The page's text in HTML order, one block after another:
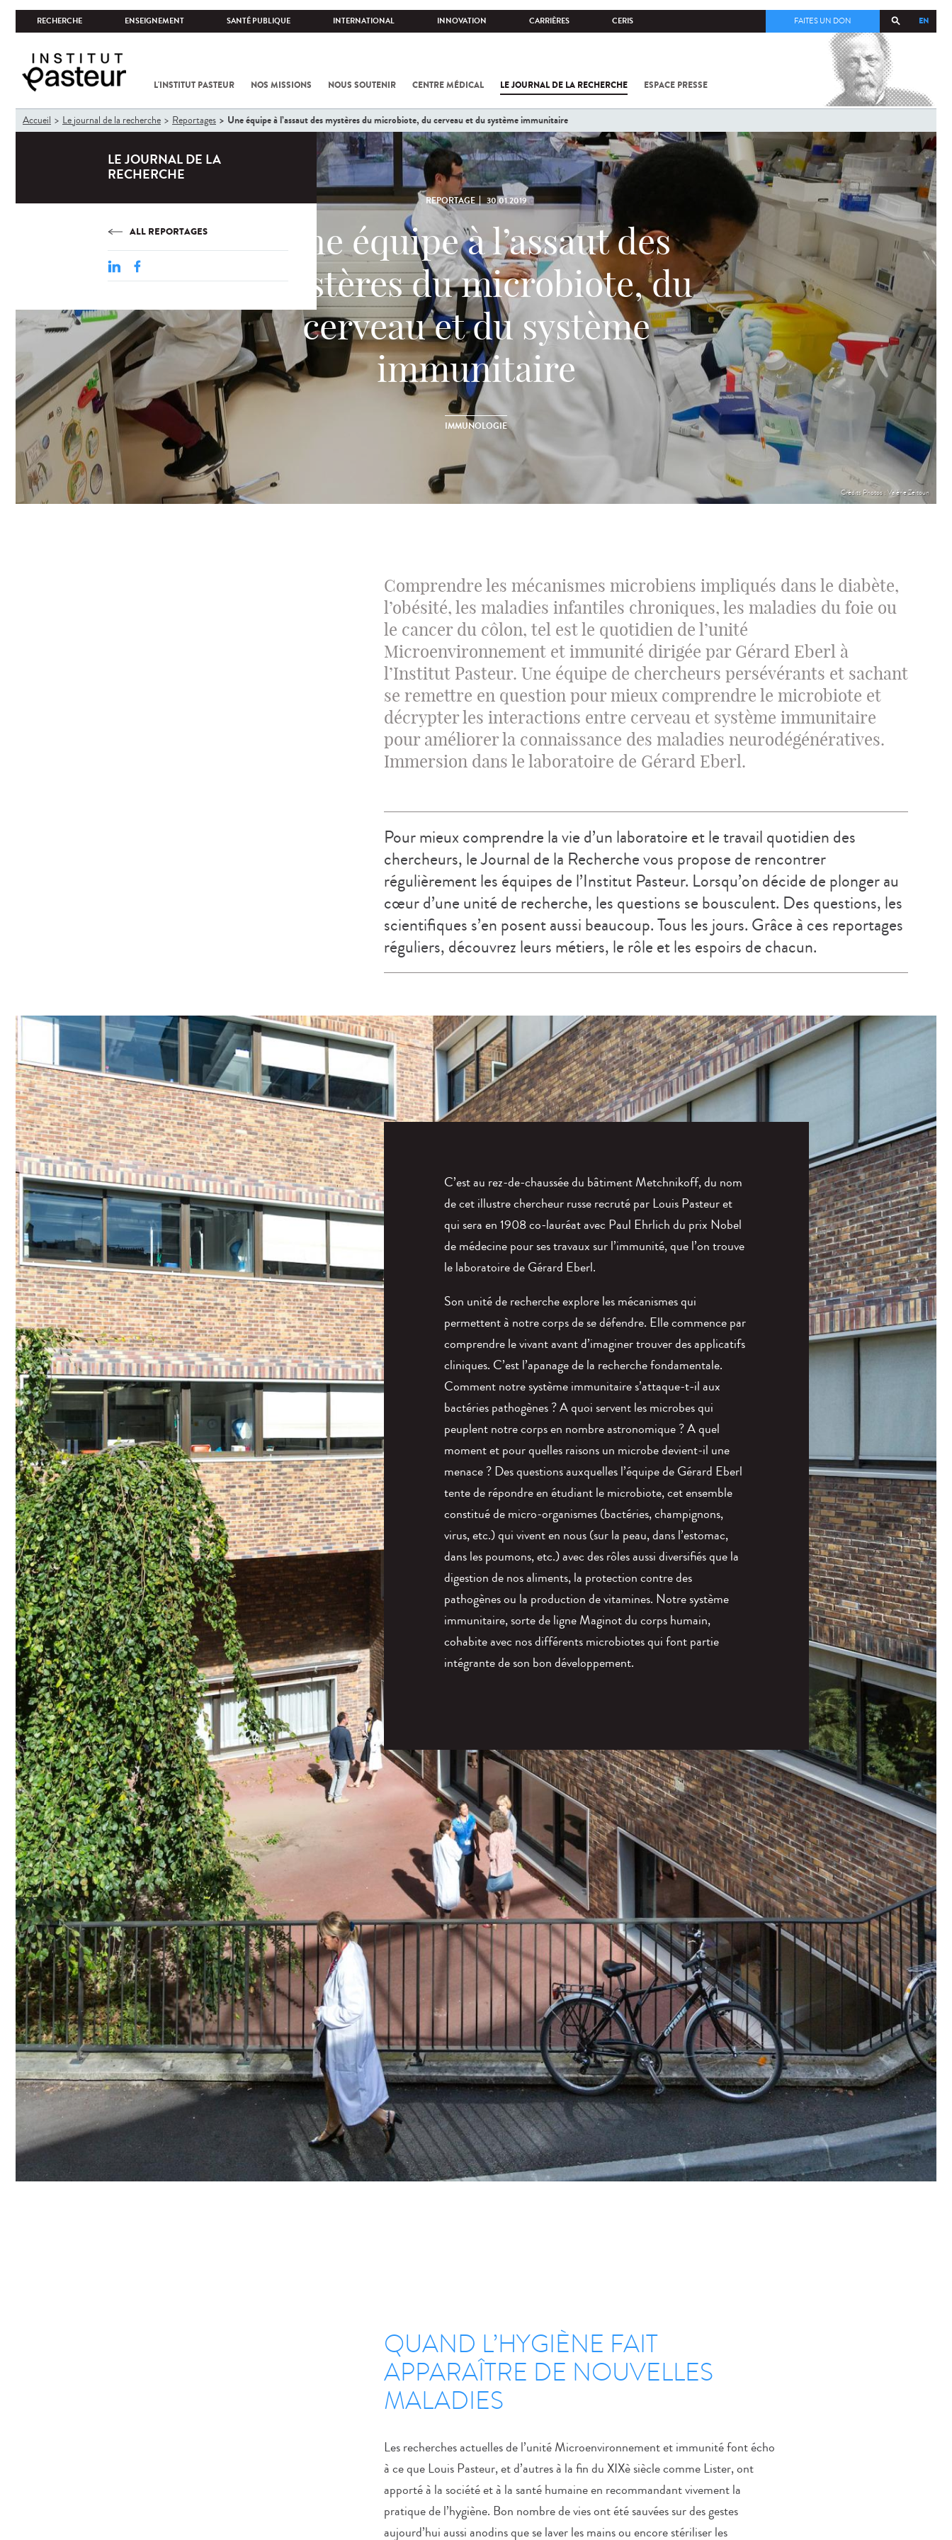
RECHERCHE ENSEIGNEMENT SANTÉ PUBLIQUE INTERNATIONAL INNOVATION CARRIÈRES CERIS EN
FAITES UN DON
L'INSTITUT PASTEUR NOS MISSIONS NOUS SOUTENIR CENTRE MÉDICAL LE JOURNAL DE LA RECHERCHE ESPACE PRESSE
COV-2 /
À
L'INSTITUT
PASTEUR
Vous
êtes
Accueil Le journal de la recherche Reportages Une équipe à l’assaut des mystères du microbiote, du cerveau et du système immunitaire
LE JOURNAL DE LA
RECHERCHE
ALL REPORTAGES
REPORTAGE 30.01.2019
Une équipe à l’assaut des
mystères du microbiote, du
cerveau et du système
immunitaire
IMMUNOLOGIE
Crédits Photos : Valérie Zeitoun
Comprendre les mécanismes microbiens impliqués dans le diabète,
l’obésité, les maladies infantiles chroniques, les maladies du foie ou
le cancer du côlon, tel est le quotidien de l’unité
Microenvironnement et immunité dirigée par Gérard Eberl à
l’Institut Pasteur. Une équipe de chercheurs persévérants et sachant
se remettre en question pour mieux comprendre le microbiote et
décrypter les interactions entre cerveau et système immunitaire
pour améliorer la connaissance des maladies neurodégénératives.
Immersion dans le laboratoire de Gérard Eberl.
Pour mieux comprendre la vie d’un laboratoire et le travail quotidien des
chercheurs, le Journal de la Recherche vous propose de rencontrer
régulièrement les équipes de l’Institut Pasteur. Lorsqu’on décide de plonger au
cœur d’une unité de recherche, les questions se bousculent. Des questions, les
scientifiques s’en posent aussi beaucoup. Tous les jours. Grâce à ces reportages
réguliers, découvrez leurs métiers, le rôle et les espoirs de chacun.
C’est au rez-de-chaussée du bâtiment Metchnikoff, du nom
de cet illustre chercheur russe recruté par Louis Pasteur et
qui sera en 1908 co-lauréat avec Paul Ehrlich du prix Nobel
de médecine pour ses travaux sur l’immunité, que l’on trouve
le laboratoire de Gérard Eberl.
Son unité de recherche explore les mécanismes qui
permettent à notre corps de se défendre. Elle commence par
comprendre le vivant avant d’imaginer trouver des applicatifs
cliniques. C’est l’apanage de la recherche fondamentale.
Comment notre système immunitaire s’attaque-t-il aux
bactéries pathogènes ? A quoi servent les microbes qui
peuplent notre corps en nombre astronomique ? A quel
moment et pour quelles raisons un microbe devient-il une
menace ? Des questions auxquelles l’équipe de Gérard Eberl
tente de répondre en étudiant le microbiote, cet ensemble
constitué de micro-organismes (bactéries, champignons,
virus, etc.) qui vivent en nous (sur la peau, dans l’estomac,
dans les poumons, etc.) avec des rôles aussi diversifiés que la
digestion de nos aliments, la protection contre des
pathogènes ou la production de vitamines. Notre système
immunitaire, sorte de ligne Maginot du corps humain,
cohabite avec nos différents microbiotes qui font partie
intégrante de son bon développement.
QUAND L’HYGIÈNE FAIT
APPARAÎTRE DE NOUVELLES
MALADIES
Les recherches actuelles de l’unité Microenvironnement et immunité font écho
à ce que Louis Pasteur, et d’autres à la fin du XIXè siècle comme Lister, ont
apporté à la société et à la santé humaine en recommandant vivement la
pratique de l’hygiène. Bon nombre de vies ont été sauvées sur des gestes
aujourd’hui aussi anodins que se laver les mains ou encore stériliser les